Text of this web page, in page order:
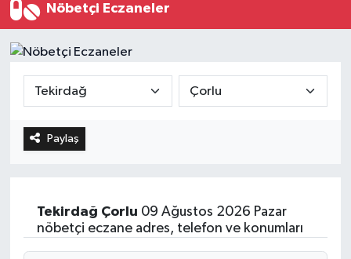
Nöbetçi Eczaneler
Paylaş
Tekirdağ Çorlu 09 Ağustos 2026 Pazar
nöbetçi eczane adres, telefon ve konumları
Yurttan Haberler
Teknoloji
Sağlık
Rize Trafik Yoğunluk Haritası
Tüm Manşetler
Son Dakika Haberleri